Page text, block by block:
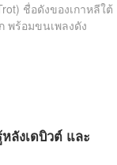
ชื่อดังของเกาหลีใต้
พร้อมขนเพลงดัง
ลังเดบิวต์ และ